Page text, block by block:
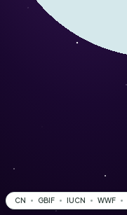
CN GBIF IUCN WWF